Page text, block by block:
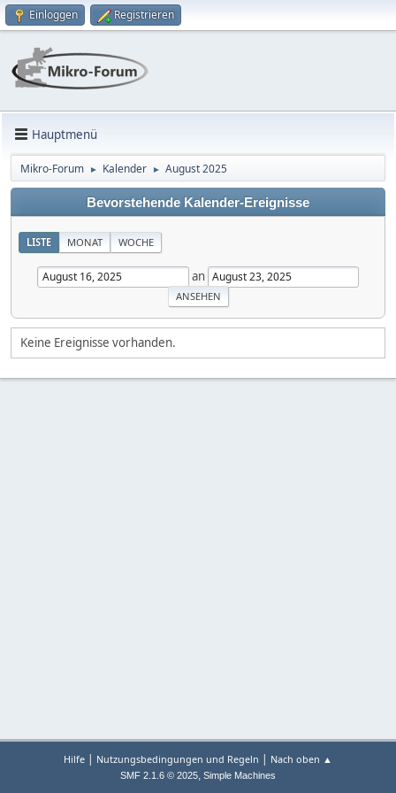
Einloggen Registrieren
Hauptmenü
Mikro-Forum ► Kalender ► August 2025
Bevorstehende Kalender-Ereignisse
LISTE MONAT WOCHE
an
Keine Ereignisse vorhanden.
Hilfe | Nutzungsbedingungen und Regeln | Nach oben ▲
SMF 2.1.6 © 2025, Simple Machines